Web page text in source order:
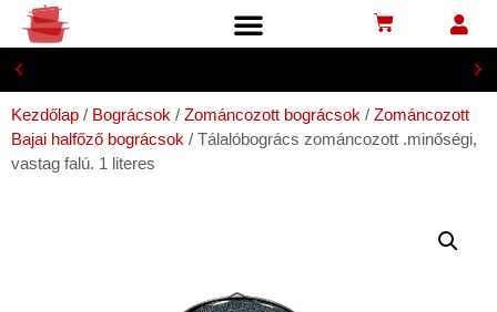
Biztonságos bankkártyás fizetés
Kezdőlap / Bográcsok / Zománcozott bográcsok / Zománcozott
Bajai halfőző bográcsok / Tálalóbogrács zománcozott .minőségi,
vastag falú. 1 literes